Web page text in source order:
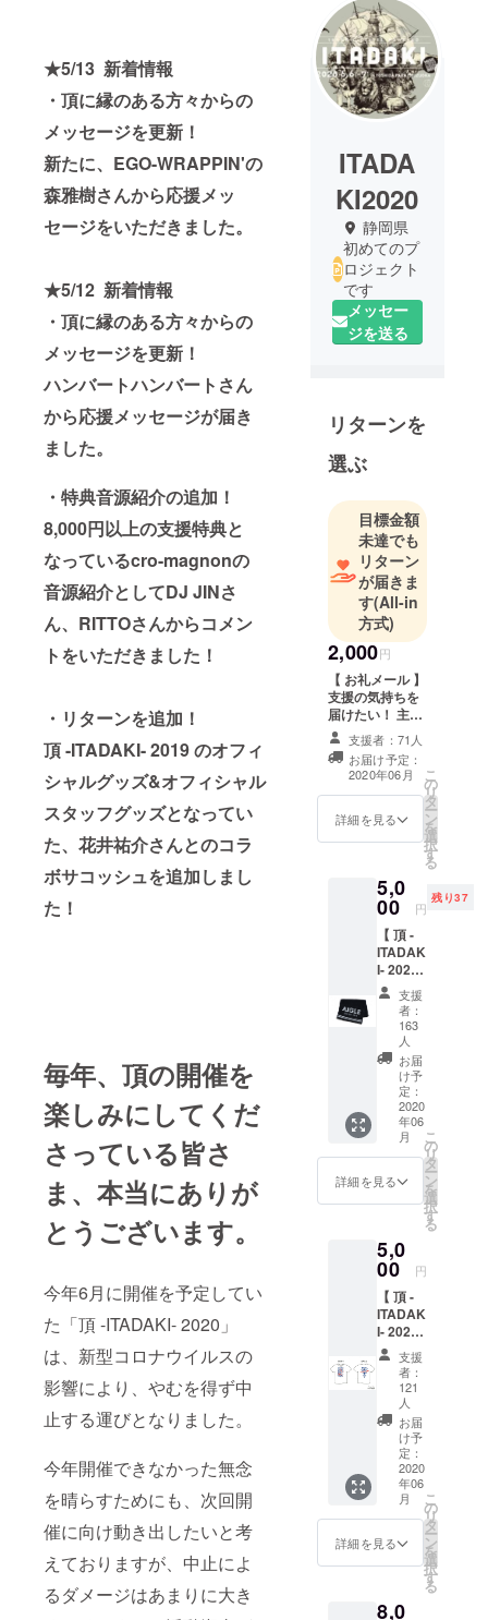
★5/13 新着情報
・ 頂に縁のある方々からの
メッセージを更新！
新たに、EGO-WRAPPIN'の
森雅樹さんから応援メッ
セージをいただきました。
★5/12 新着情報
・ 頂に縁のある方々からの
メッセージを更新！
ハンバートハンバートさん
から応援メッセージが届き
ました。
・特典音源紹介の追加！
8,000円以上の支援特典と
なっているcro-magnonの
音源紹介としてDJ JINさ
ん、RITTOさんからコメン
トをいただきました！
・リターンを追加！
頂 -ITADAKI- 2019 のオフィ
シャルグッズ&オフィシャル
スタッフグッズとなってい
た、 花井祐介さんとのコラ
ボサコッシュを追加しまし
た！
毎年、頂の開催を
楽しみにしてくだ
さっている皆さ
ま、本当にありが
とうございます。
今年6月に開催を予定してい
た「頂 -ITADAKI- 2020」
は、新型コロナウイルスの
影響により、やむを得ず中
止する運びとなりました。
今年開催できなかった無念
を晴らすためにも、次回開
催に向け動き出したいと考
えておりますが、中止によ
るダメージはあまりに大き
ITADA
KI2020
静岡県
初めてのプ
ロジェクト
です
メッセー
ジを送る
リターンを
選ぶ
目標金額
未達でも
リターン
が届きま
す(All-in
方式)
2,000円
【 お礼メール 】
支援の気持ちを
届けたい！ 主催
チームよりお礼
のメッセージを
お送りさせてい
ただきます。
支援者：71人
お届け予定：
2020年06月
詳細を見る
こ
の
リ
タ
ー
ン
を
選
択
す
る
5,0
00 円
残り37
【 頂 -
ITADAK
I- 2020
×
AIGLE
オフィ
シャル
ロング
タオル
】
カ
ラーは
ブラッ
× 110
cm（今
治タオ
ル） ★
特典
★ ・
オリジ
ナルス
テッ
カー５
種 (
ステッ
カー５
種中３
種は過
去の頂 -
ITADAK
I- ス
テッ
ムに
支援
者：
163
人
お届
け予
定：
2020
年06
月
詳細を見る
こ
の
リ
タ
ー
ン
を
選
択
す
る
5,0
00 円
【 頂 -
ITADAK
I- 2020
× Kads
MIIDA
(カッズ
ミイダ)
オフィ
シャル
キッズT
シャツ
】
キッズ
サイズ
のTシャ
カラー
支援
者：
121
人
お届
け予
定：
2020
年06
月
詳細を見る
こ
の
リ
タ
ー
ン
を
選
択
す
る
8,0